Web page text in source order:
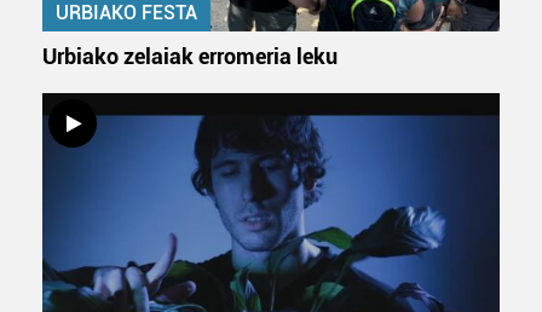
Bazkide batzuek ez dizute baimenik eskatzen, eta beren
duten interes legitimoa eta horren aurka nola egin
dezakezun ikusteko.
Lortu zure datu pertsonalak prozesatzeko moduari
buruzko informazio gehiago eta ezarri zure lehentasunak
datuen atalean. Edozein unetan alda edo ken dezakezu
zure baimena Cookieen adierazpenean.
URBIAKO FESTA
Urbiako zelaiak erromeria leku